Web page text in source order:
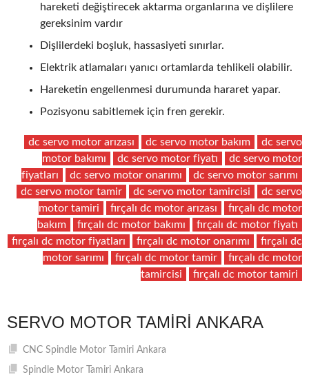
hareketi değiştirecek aktarma organlarına ve dişlilere
gereksinim vardır
Dişlilerdeki boşluk, hassasiyeti sınırlar.
Elektrik atlamaları yanıcı ortamlarda tehlikeli olabilir.
Hareketin engellenmesi durumunda hararet yapar.
Pozisyonu sabitlemek için fren gerekir.
dc servo motor arızası dc servo motor bakım
dc servo
motor bakımı
dc servo motor fiyatı
dc servo motor
fiyatları
dc servo motor onarımı
dc servo motor sarımı
dc servo motor tamir
dc servo motor tamircisi
dc servo
motor tamiri
fırçalı dc motor arızası
fırçalı dc motor
bakım
fırçalı dc motor bakımı
fırçalı dc motor fiyatı
fırçalı dc motor fiyatları
fırçalı dc motor onarımı
fırçalı dc
motor sarımı
fırçalı dc motor tamir
fırçalı dc motor
tamircisi
fırçalı dc motor tamiri
SERVO MOTOR TAMIRI ANKARA
CNC Spindle Motor Tamiri Ankara
Spindle Motor Tamiri Ankara